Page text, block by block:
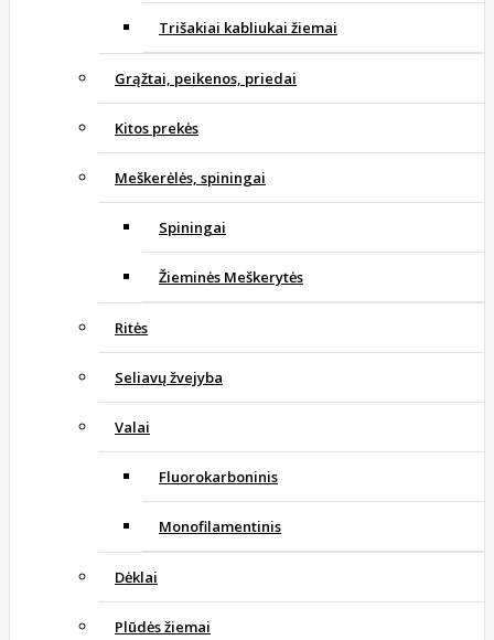
Trišakiai kabliukai žiemai
Grąžtai, peikenos, priedai
Kitos prekės
Meškerėlės, spiningai
Spiningai
Žieminės Meškerytės
Ritės
Seliavų žvejyba
Valai
Fluorokarboninis
Monofilamentinis
Dėklai
Plūdės žiemai